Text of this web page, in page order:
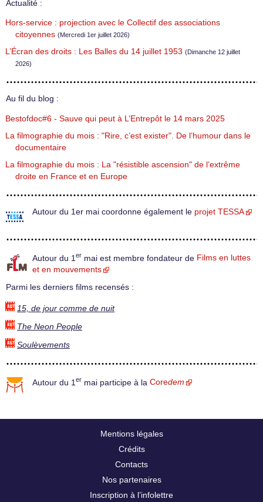
Actualité :
Hors-service : projection avec le Collectif des associations
citoyennes (Mercredi 1er juillet 2026)
L’Écran des droits : Les Balles du 14 juillet 1953 (Dimanche 12 juillet
2026)
Au fil du blog :
Bestofdoc#6 - Sauve qui peut à L’Entrepôt le 14 mars 2025
La filmographie du mois : "Rire, c’est exister". De l’humour dans le
documentaire
La filmographie du mois : La "résistible ascension" de l’extrême
droite en France et en Europe
Autour du 1er mai coordonne également le projet TESSA
Autour du 1 er mai est membre fondateur de Films en luttes
et en mouvements
Parmi les derniers films recensés :
15, de jour comme de nuit
The Neon People
Soulèvements
Autour du 1 er mai participe à la Coredem
Mentions légales
Crédits
Contacts
Nos partenaires
Inscription à l’infolettre